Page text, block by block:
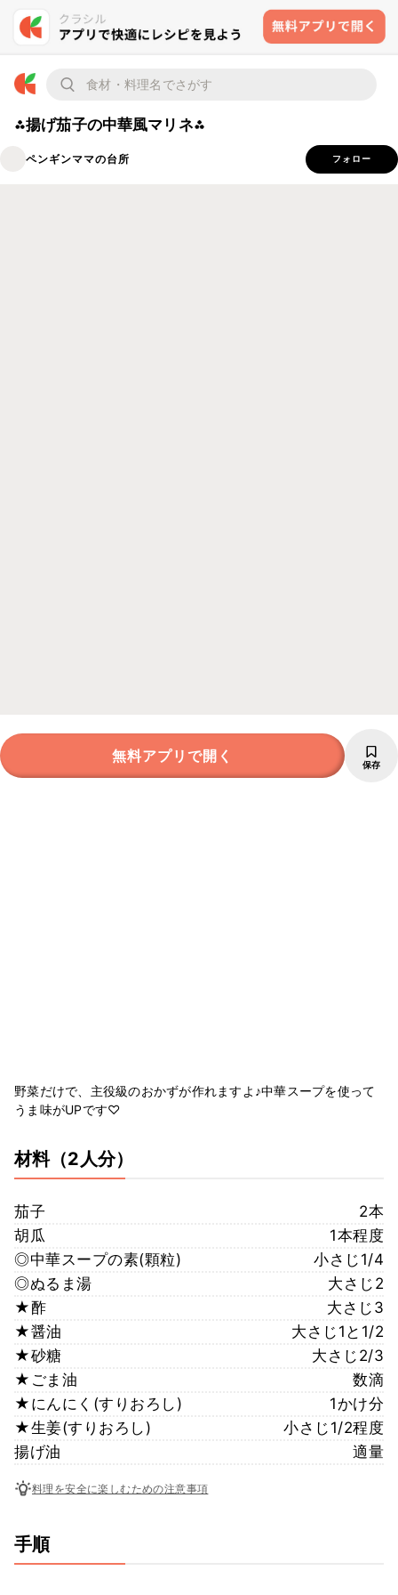
⁂揚げ茄子の中華風マリネ⁂
ペンギンママの台所 フォロー
無料アプリで開く 保存
野菜だけで、主役級のおかずが作れますよ♪中華スープを使って
うま味がUPです♡
材料（2人分）
茄子
2本
胡瓜
1本程度
◎中華スープの素(顆粒)
小さじ1/4
◎ぬるま湯
大さじ2
★酢
大さじ3
★醤油
大さじ1と1/2
★砂糖
大さじ2/3
★ごま油
数滴
★にんにく(すりおろし)
1かけ分
★生姜(すりおろし)
小さじ1/2程度
揚げ油
適量
料理を安全に楽しむための注意事項
手順